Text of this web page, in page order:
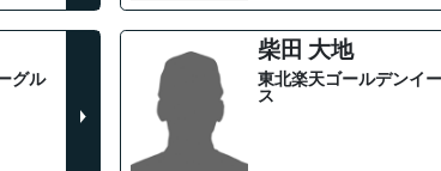
グル
柴田 大地
東北楽天ゴールデンイ
ス